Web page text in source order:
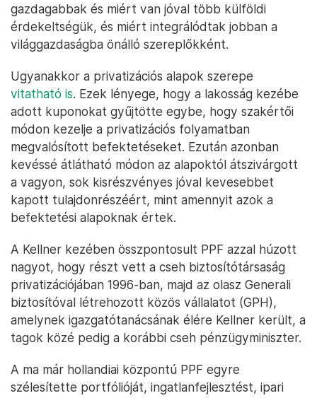
gazdagabbak és miért van jóval több külföldi
érdekeltségük, és miért integrálódtak jobban a
világgazdaságba önálló szereplőkként.
Ugyanakkor a privatizációs alapok szerepe
vitatható is. Ezek lényege, hogy a lakosság kezébe
adott kuponokat gyűjtötte egybe, hogy szakértői
módon kezelje a privatizációs folyamatban
megvalósított befektetéseket. Ezután azonban
kevéssé átlátható módon az alapoktól átszivárgott
a vagyon, sok kisrészvényes jóval kevesebbet
kapott tulajdonrészéért, mint amennyit azok a
befektetési alapoknak értek.
A Kellner kezében összpontosult PPF azzal húzott
nagyot, hogy részt vett a cseh biztosítótársaság
privatizációjában 1996-ban, majd az olasz Generali
biztosítóval létrehozott közös vállalatot (GPH),
amelynek igazgatótanácsának élére Kellner került, a
tagok közé pedig a korábbi cseh pénzügyminiszter.
A ma már hollandiai központú PPF egyre
szélesítette portfólióját, ingatlanfejlesztést, ipari